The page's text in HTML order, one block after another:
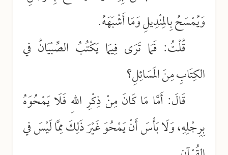
وَيُمْسَحُ بِالمِنْدِيلِ وَمَا أَشْبَهَهُ.
قُلْتُ: فَمَا تَرَى فِيمَا يَكْتُبُ الصِّبْيَانُ في
الكِتَابِ مِنَ المَسَائِلِ؟
قَالَ: أَمَّا مَا كَانَ مِنْ ذِكْرِ اللهِ فَلَا يَمْحُوَهُ
بِرِجْلِهِ، وَلَا بَأْسَ أَنْ يَمْحُوَ غَيْرَ ذَلِكَ مِمَّا لَيْسَ في